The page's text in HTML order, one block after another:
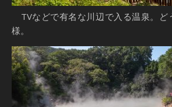
TVなどで有名な川辺で入る温泉。ど
様。